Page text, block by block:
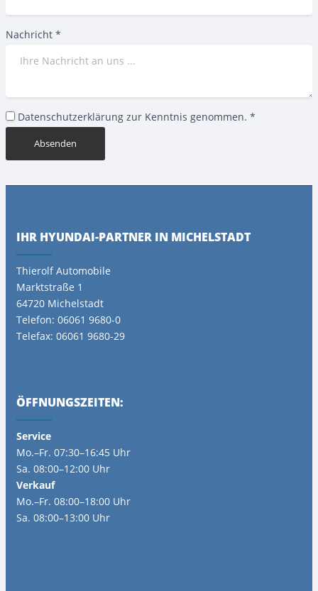
Nachricht *
Datenschutzerklärung zur Kenntnis genommen. *
Absenden
IHR HYUNDAI-PARTNER IN MICHELSTADT
Thierolf Automobile
Marktstraße 1
64720 Michelstadt
Telefon: 06061 9680-0
Telefax: 06061 9680-29
ÖFFNUNGSZEITEN:
Service
Mo.–Fr. 07:30–16:45 Uhr
Sa. 08:00–12:00 Uhr
Verkauf
Mo.–Fr. 08:00–18:00 Uhr
Sa. 08:00–13:00 Uhr